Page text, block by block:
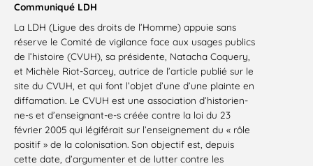
Communiqué LDH
La LDH (Ligue des droits de l’Homme) appuie sans
réserve le Comité de vigilance face aux usages publics
de l’histoire (CVUH), sa présidente, Natacha Coquery,
et Michèle Riot-Sarcey, autrice de l’article publié sur le
site du CVUH, et qui font l’objet d’une d’une plainte en
diffamation. Le CVUH est une association d’historien-
ne-s et d’enseignant-e-s créée contre la loi du 23
février 2005 qui légiférait sur l’enseignement du « rôle
positif » de la colonisation. Son objectif est, depuis
cette date, d’argumenter et de lutter contre les